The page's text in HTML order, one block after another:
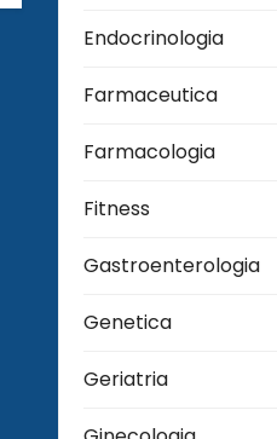
Endocrinologia
Farmaceutica
Farmacologia
Fitness
Gastroenterologia
Genetica
Geriatria